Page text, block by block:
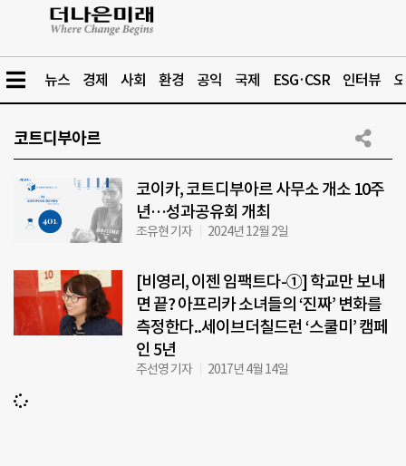
뉴스 경제 사회 환경 공익 국제 ESG·CSR 인터뷰
코트디부아르
코이카, 코트디부아르 사무소 개소 10주
년…성과공유회 개최
조유현 기자 2024년 12월 2일
[비영리, 이젠 임팩트다-①] 학교만 보내
면 끝? 아프리카 소녀들의 ‘진짜’ 변화를
측정한다..세이브더칠드런 ‘스쿨미’ 캠페
인 5년
주선영 기자 2017년 4월 14일